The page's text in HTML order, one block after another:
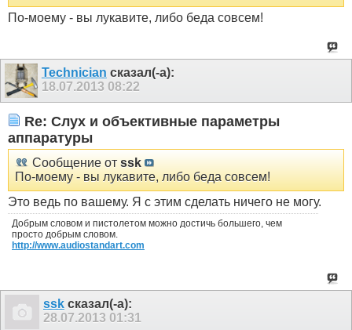
По-моему - вы лукавите, либо беда совсем!
Technician сказал(-а):
18.07.2013 08:22
Re: Слух и объективные параметры
аппаратуры
Сообщение от ssk
По-моему - вы лукавите, либо беда совсем!
Это ведь по вашему. Я с этим сделать ничего не могу.
Добрым словом и пистолетом можно достичь большего, чем
просто добрым словом.
http://www.audiostandart.com
ssk сказал(-а):
28.07.2013 01:31